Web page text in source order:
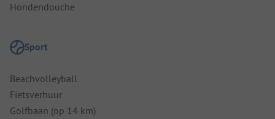
Hondendouche
Sport
Beachvolleyball
Fietsverhuur
Golfbaan (op 14 km)